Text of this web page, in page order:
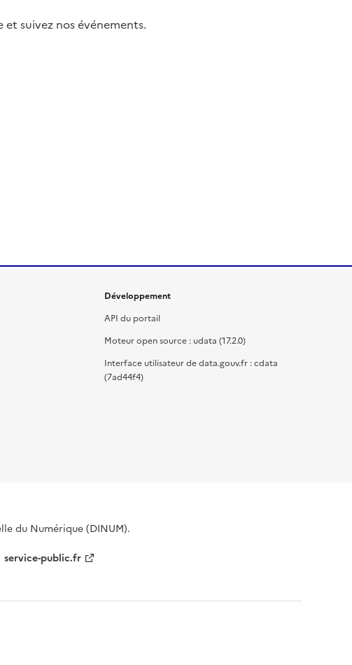
suivez nos événements.
Développement
API du portail
Moteur open source : udata (17.2.0)
Interface utilisateur de data.gouv.fr : cdata
(7ad44f4)
du Numérique (DINUM).
service-public.fr